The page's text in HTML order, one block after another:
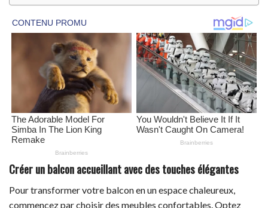
Créer un balcon accueillant avec des touches élégantes
Pour transformer votre balcon en un espace chaleureux,
commencez par choisir des meubles confortables. Optez